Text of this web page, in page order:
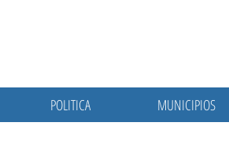
POLITICA MUNICIPIOS